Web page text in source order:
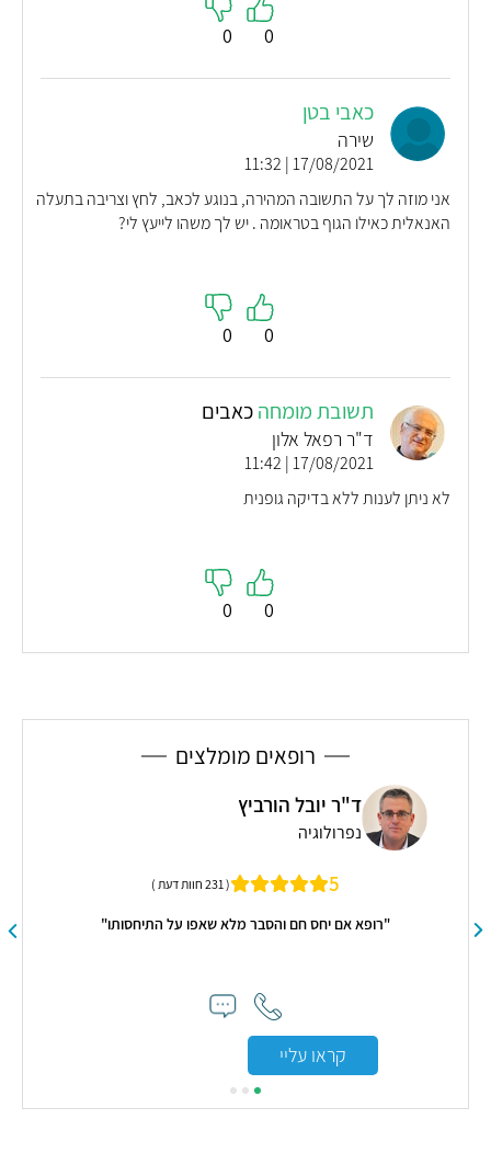
0
0
כאבי בטן
שירה
17/08/2021 | 11:32
אני מוזה לך על התשובה המהירה, בנוגע לכאב, לחץ וצריבה בתעלה
האנאלית כאילו הגוף בטראומה . יש לך משהו לייעץ לי?
0
0
תשובת מומחהכאבים
ד"ר רפאל אלון
17/08/2021 | 11:42
לא ניתן לענות ללא בדיקה גופנית
0
0
רופאים מומלצים
ד"ר יובל הורביץ
נפרולוגיה
5 ( 231 חוות דעת )
"רופא אם יחס חם והסבר מלא שאפו על התיחסותו"
קראו עליי